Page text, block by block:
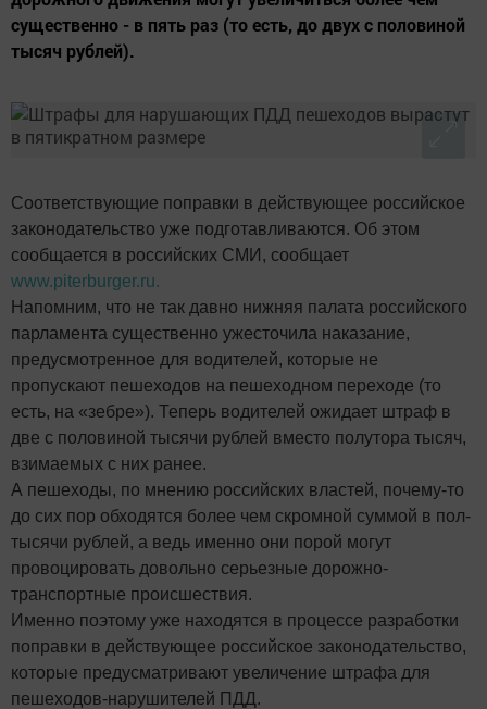
существенно - в пять раз (то есть, до двух с половиной
тысяч рублей).
Соответствующие поправки в действующее российское
законодательство уже подготавливаются. Об этом
сообщается в российских СМИ, сообщает
www.piterburger.ru.
Напомним, что не так давно нижняя палата российского
парламента существенно ужесточила наказание,
предусмотренное для водителей, которые не
пропускают пешеходов на пешеходном переходе (то
есть, на «зебре»). Теперь водителей ожидает штраф в
две с половиной тысячи рублей вместо полутора тысяч,
взимаемых с них ранее.
А пешеходы, по мнению российских властей, почему-то
до сих пор обходятся более чем скромной суммой в пол-
тысячи рублей, а ведь именно они порой могут
провоцировать довольно серьезные дорожно-
транспортные происшествия.
Именно поэтому уже находятся в процессе разработки
поправки в действующее российское законодательство,
которые предусматривают увеличение штрафа для
пешеходов-нарушителей ПДД.